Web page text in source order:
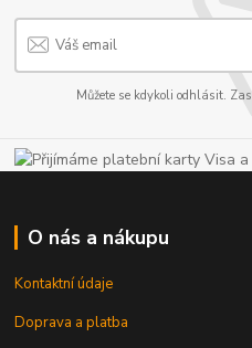
Můžete se kdykoli odhlásit.
O nás a nákupu
Kontaktní údaje
Doprava a platba